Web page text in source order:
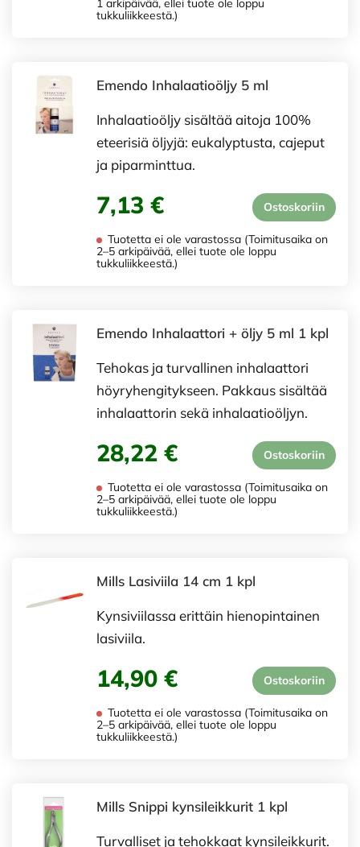
1 arkipäivää, ellei tuote ole loppu
tukkuliikkeestä.)
Emendo Inhalaatioöljy 5 ml
Inhalaatioöljy sisältää aitoja 100%
eteerisiä öljyjä: eukalyptusta, cajeput
ja piparminttua.
7,13 € Ostoskoriin
Tuotetta ei ole varastossa (Toimitusaika on
2–5 arkipäivää, ellei tuote ole loppu
tukkuliikkeestä.)
Emendo Inhalaattori + öljy 5 ml 1 kpl
Tehokas ja turvallinen inhalaattori
höyryhengitykseen. Pakkaus sisältää
inhalaattorin sekä inhalaatioöljyn.
28,22 € Ostoskoriin
Tuotetta ei ole varastossa (Toimitusaika on
2–5 arkipäivää, ellei tuote ole loppu
tukkuliikkeestä.)
Mills Lasiviila 14 cm 1 kpl
Kynsiviilassa erittäin hienopintainen
lasiviila.
14,90 € Ostoskoriin
Tuotetta ei ole varastossa (Toimitusaika on
2–5 arkipäivää, ellei tuote ole loppu
tukkuliikkeestä.)
Mills Snippi kynsileikkurit 1 kpl
Turvalliset ja tehokkaat kynsileikkurit.